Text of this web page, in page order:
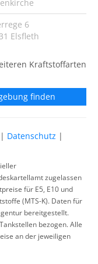
6
Elsfleth
Kraftstoffarten
finden
| Datenschutz |
zugelassen
für E5, E10 und
(MTS-K). Daten für
bereitgestellt.
bezogen. Alle
an der jeweiligen